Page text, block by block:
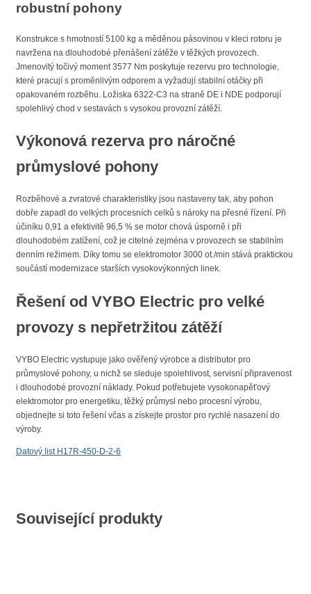
robustní pohony
Konstrukce s hmotností 5100 kg a měděnou pásovinou v kleci rotoru je
navržena na dlouhodobé přenášení zátěže v těžkých provozech.
Jmenovitý točivý moment 3577 Nm poskytuje rezervu pro technologie,
které pracují s proměnlivým odporem a vyžadují stabilní otáčky při
opakovaném rozběhu. Ložiska 6322-C3 na straně DE i NDE podporují
spolehlivý chod v sestavách s vysokou provozní zátěží.
Výkonová rezerva pro náročné
průmyslové pohony
Rozběhové a zvratové charakteristiky jsou nastaveny tak, aby pohon
dobře zapadl do velkých procesních celků s nároky na přesné řízení. Při
účiníku 0,91 a efektivitě 96,5 % se motor chová úsporně i při
dlouhodobém zatížení, což je citelné zejména v provozech se stabilním
denním režimem. Díky tomu se elektromotor 3000 ot./min stává praktickou
součástí modernizace starších vysokovýkonných linek.
Řešení od VYBO Electric pro velké
provozy s nepřetržitou zátěží
VYBO Electric vystupuje jako ověřený výrobce a distributor pro
průmyslové pohony, u nichž se sleduje spolehlivost, servisní připravenost
i dlouhodobé provozní náklady. Pokud potřebujete vysokonapěťový
elektromotor pro energetiku, těžký průmysl nebo procesní výrobu,
objednejte si toto řešení včas a získejte prostor pro rychlé nasazení do
výroby.
Datový list H17R-450-D-2-6
Související produkty